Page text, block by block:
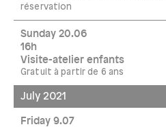
réservation
Sunday 20.06
16h
Visite-atelier enfants
Gratuit à partir de 6 ans
July 2021
Friday 9.07